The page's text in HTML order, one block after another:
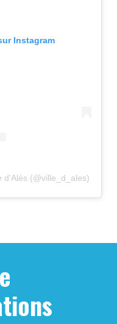
Instagram
d'Alès (@ville_d_ales)